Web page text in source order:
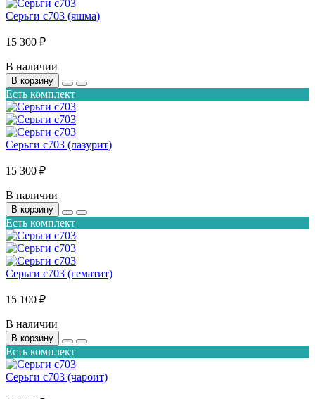
Серьги с703 (яшма)
15 300 ₽
В наличии
В корзину
Есть комплект
Серьги с703 (лазурит)
15 300 ₽
В наличии
В корзину
Есть комплект
Серьги с703 (гематит)
15 100 ₽
В наличии
В корзину
Есть комплект
Серьги с703 (чароит)